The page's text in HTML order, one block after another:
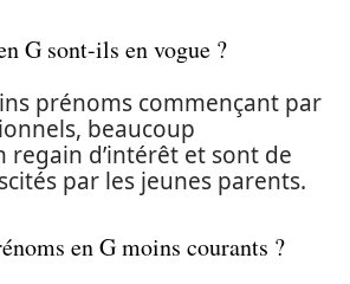
G sont-ils en vogue ?
prénoms commençant par
beaucoup
regain d’intérêt et sont de
par les jeunes parents.
en G moins courants ?